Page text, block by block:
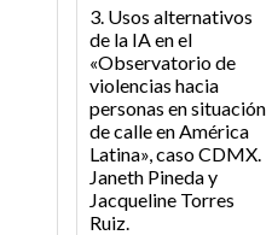
3. Usos alternativos
de la IA en el
«Observatorio de
violencias hacia
personas en situación
de calle en América
Latina», caso CDMX.
Janeth Pineda y
Jacqueline Torres
Ruiz.